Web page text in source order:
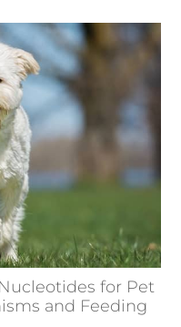
for Pet
and Feeding